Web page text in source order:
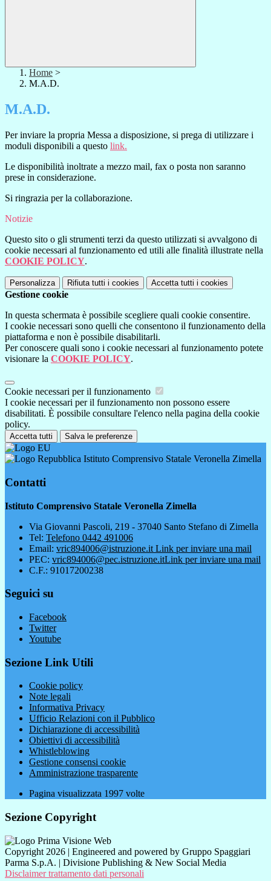
Home >
M.A.D.
M.A.D.
Per inviare la propria Messa a disposizione, si prega di utilizzare i
moduli disponibili a questo link.
Le disponibilità inoltrate a mezzo mail, fax o posta non saranno
prese in considerazione.
Si ringrazia per la collaborazione.
Notizie
Questo sito o gli strumenti terzi da questo utilizzati si avvalgono di
cookie necessari al funzionamento ed utili alle finalità illustrate nella
COOKIE POLICY.
Personalizza Rifiuta tutti i cookies Accetta tutti i cookies
Gestione cookie
In questa schermata è possibile scegliere quali cookie consentire.
I cookie necessari sono quelli che consentono il funzionamento della
piattaforma e non è possibile disabilitarli.
Per conoscere quali sono i cookie necessari al funzionamento potete
visionare la COOKIE POLICY.
Cookie necessari per il funzionamento
I cookie necessari per il funzionamento non possono essere
disabilitati. È possibile consultare l'elenco nella pagina della cookie
policy.
Accetta tutti Salva le preferenze
Istituto Comprensivo Statale Veronella Zimella
Contatti
Istituto Comprensivo Statale Veronella Zimella
Via Giovanni Pascoli, 219 - 37040 Santo Stefano di Zimella
Tel: Telefono 0442 491006
Email: vric894006@istruzione.it Link per inviare una mail
PEC: vric894006@pec.istruzione.itLink per inviare una mail
C.F.: 91017200238
Seguici su
Facebook
Twitter
Youtube
Sezione Link Utili
Cookie policy
Note legali
Informativa Privacy
Ufficio Relazioni con il Pubblico
Dichiarazione di accessibilità
Obiettivi di accessibilità
Whistleblowing
Gestione consensi cookie
Amministrazione trasparente
Pagina visualizzata 1997 volte
Sezione Copyright
Copyright 2026 | Engineered and powered by Gruppo Spaggiari
Parma S.p.A. | Divisione Publishing & New Social Media
Disclaimer trattamento dati personali